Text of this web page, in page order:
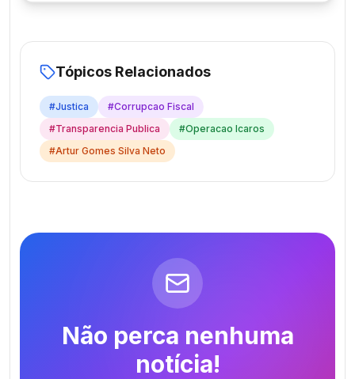
Tópicos Relacionados
#Justica #Corrupcao Fiscal
#Transparencia Publica #Operacao Icaros
#Artur Gomes Silva Neto
Não perca nenhuma
notícia!